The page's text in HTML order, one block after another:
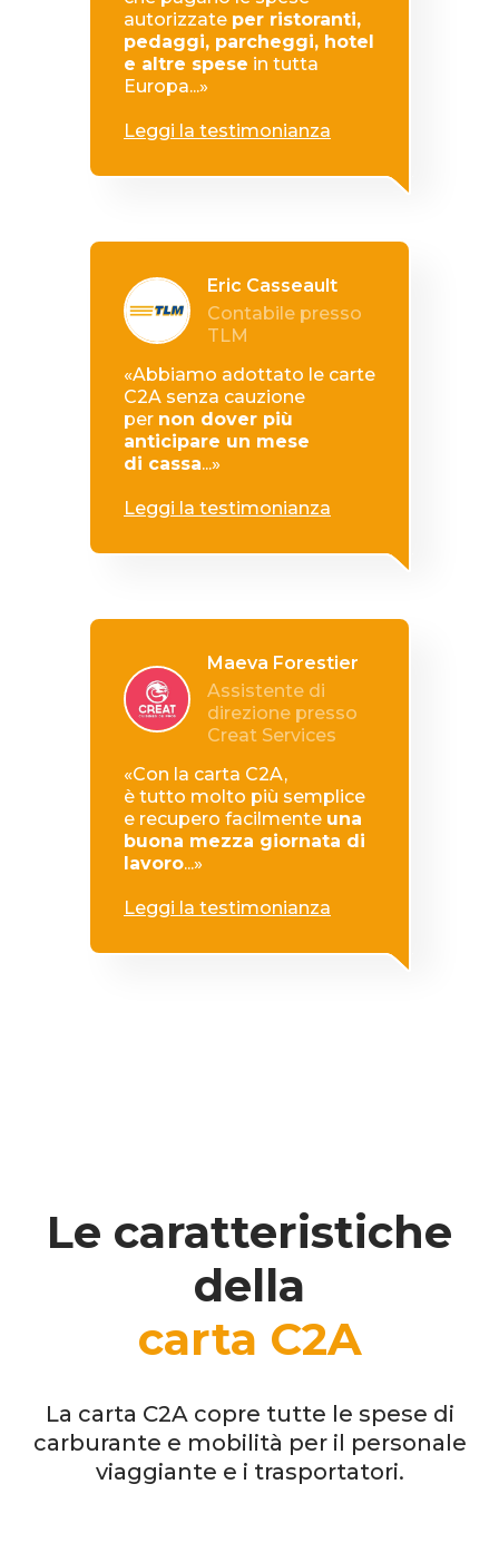
autorizzate per ristoranti,
pedaggi, parcheggi, hotel
e altre spese in tutta
Europa...»
Leggi la testimonianza
Eric Casseault
Contabile presso
TLM
«Abbiamo adottato le carte
C2A senza cauzione
per non dover più
anticipare un mese
di cassa...»
Leggi la testimonianza
Maeva Forestier
Assistente di
direzione presso
Creat Services
«Con la carta C2A,
è tutto molto più semplice
e recupero facilmente una
buona mezza giornata di
lavoro...»
Leggi la testimonianza
Le caratteristiche
della
carta C2A
La carta C2A copre tutte le spese di
carburante e mobilità per il personale
viaggiante e i trasportatori.